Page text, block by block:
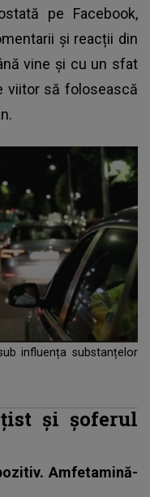
pe Facebook,
și reacții din
vine și cu un sfat
viitor să folosească
influența substanțelor
şi şoferul
Amfetamină-